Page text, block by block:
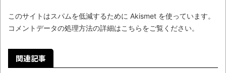
このサイトはスパムを低減するために Akismet を使っています。
コメントデータの処理方法の詳細はこちらをご覧ください。
関連記事